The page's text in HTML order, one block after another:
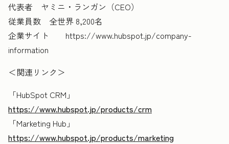
代表者 ヤミニ・ランガン（CEO）
従業員数 全世界 8,200名
企業サイト https://www.hubspot.jp/company-
information
＜関連リンク＞
「HubSpot CRM」
https://www.hubspot.jp/products/crm
「Marketing Hub」
https://www.hubspot.jp/products/marketing